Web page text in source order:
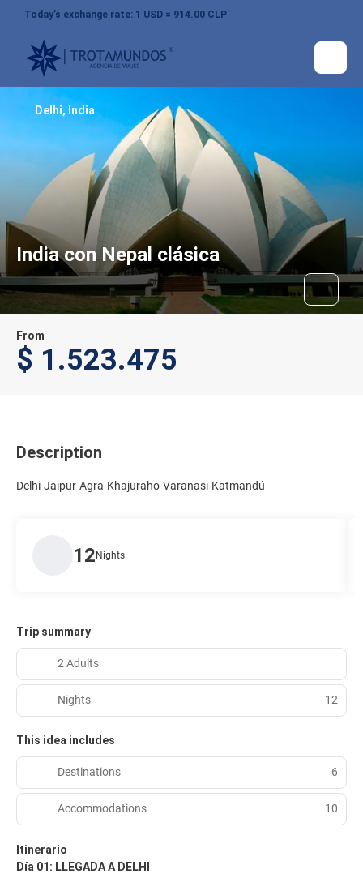
Today’s exchange rate: 1 USD = 914.00 CLP
India con Nepal clásica
Delhi, India
From
$ 1.523.475
Description
Delhi-Jaipur-Agra-Khajuraho-Varanasi-Katmandú
12Nights
Trip summary
2 Adults
Nights 12
This idea includes
Destinations 6
Accommodations 10
Itinerario
Día 01: LLEGADA A DELHI